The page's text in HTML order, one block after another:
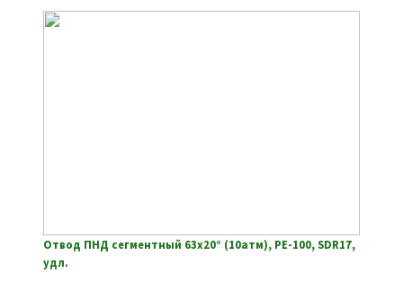
Отвод ПНД сегментный 63х20° (10атм), РЕ-100, SDR17,
удл.